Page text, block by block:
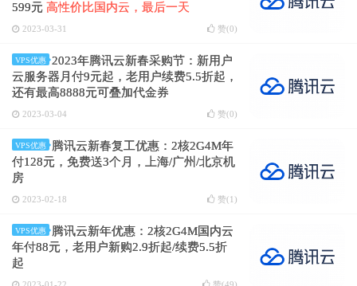
599元 高性价比国内云，最后一天
2023-03-31 赞(0)
VPS优惠
2023年腾讯云新春采购节：新用户
云服务器月付9元起，老用户续费5.5折起，
还有最高8888元可叠加代金券
2023-03-04 赞(0)
VPS优惠
腾讯云新春复工优惠：2核2G4M年
付128元，免费送3个月，上海/广州/北京机
房
2023-02-18 赞(1 )
VPS优惠
腾讯云新年优惠：2核2G4M国内云
年付88元，老用户新购2.9折起/续费5.5折
起